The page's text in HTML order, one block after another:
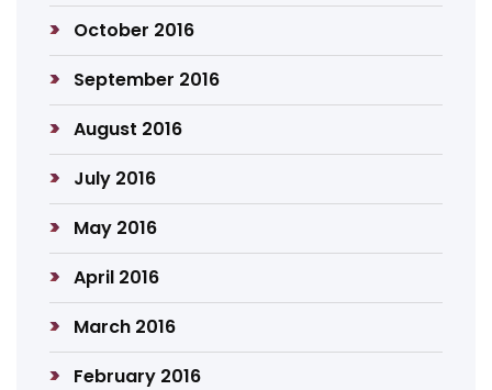
October 2016
September 2016
August 2016
July 2016
May 2016
April 2016
March 2016
February 2016